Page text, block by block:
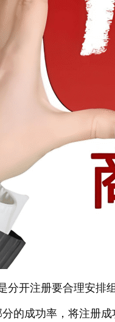
分开注册要合理安排
的成功率，将注册